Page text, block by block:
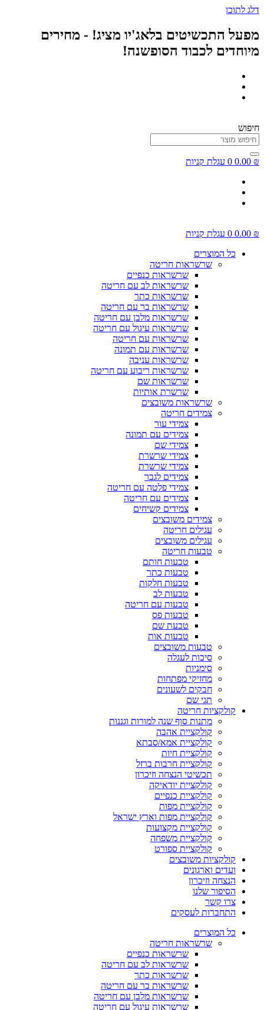
דלג לתוכן
מפעל התכשיטים בלאג'יו מציג! - מחירים
מיוחדים לכבוד הסופשנה!
חיפוש
0.00 ₪
0 עגלת קניות
0.00 ₪
0 עגלת קניות
כל המוצרים
שרשראות חריטה
שרשראות כנפיים
שרשראות לב עם חריטה
שרשראות כתר
שרשראות בר עם חריטה
שרשראות מלבן עם חריטה
שרשראות עיגול עם חריטה
שרשראות עם חריטה
שרשראות עם תמונה
שרשראות עניבה
שרשראות ריבוע עם חריטה
שרשראות שם
שרשרת אותיות
שרשראות משובצים
צמידים חריטה
צמידי עור
צמידים עם תמונה
צמידי שם
צמידי שרשרת
צמידי שרשרת
צמידים לגבר
צמידי פלטה עם חריטה
צמידים עם חריטה
צמידים קשיחים
צמידים משובצים
עגילים חריטה
עגילים משובצים
טבעות חריטה
טבעות חותם
טבעות כתר
טבעות חלקות
טבעות לב
טבעות עם חריטה
טבעות פס
טבעת שם
טבעות אות
טבעות משובצים
סיכות לעגלה
סימניות
מחזיקי מפתחות
חבקים לשעונים
תגי שם
קולקציות חריטה
מתנות סוף שנה למורות וגננות
קולקציית אהבה
קולקציית אמא/סבתא
קולקציית חיות
קולקציית חרבות ברזל
תכשיטי הנצחה וזיכרון
קולקציית יודאיקה
קולקציית כנפיים
קולקציית מפות
קולקציית מפות וארץ ישראל
קולקציית מקצועות
קולקציית משפחה
קולקציית ספורט
קולקציות משובצים
ועדים וארגונים
הנצחה וזיכרון
הסיפור שלנו
צרו קשר
התחברות לעסקים
כל המוצרים
שרשראות חריטה
שרשראות כנפיים
שרשראות לב עם חריטה
שרשראות כתר
שרשראות בר עם חריטה
שרשראות מלבן עם חריטה
שרשראות עיגול עם חריטה